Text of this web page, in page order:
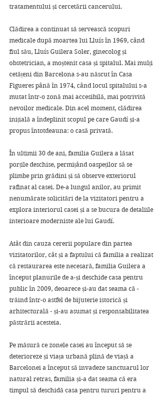
tratamentului și cercetării cancerului.
Clădirea a continuat să servească scopuri
medicale după moartea lui Lluís în 1969, când
fiul său, Lluís Guilera Soler, ginecolog și
obstetrician, a moștenit casa și spitalul. Mai mulți
cetățeni din Barcelona s-au născut în Casa
Figueres până în 1974, când locul spitalului s-a
mutat într-o zonă mai accesibilă, mai potrivită
nevoilor medicale. Din acel moment, clădirea
inițială a îndeplinit scopul pe care Gaudí și-a
propus întotdeauna: o casă privată.
În ultimii 30 de ani, familia Guilera a lăsat
porțile deschise, permițând oaspeților să se
plimbe prin grădini și să observe exteriorul
rafinat al casei. De-a lungul anilor, au primit
nenumărate solicitări de la vizitatori pentru a
explora interiorul casei și a se bucura de detaliile
interioare moderniste ale lui Gaudí.
Atât din cauza cererii populare din partea
vizitatorilor, cât și a faptului că familia a realizat
că restaurarea este necesară, familia Guilera a
început planurile de a-și deschide casa pentru
public în 2009, deoarece și-au dat seama că -
trăind într-o astfel de bijuterie istorică și
arhitecturală - și-au asumat și responsabilitatea
păstrării acesteia.
Pe măsură ce zonele casei au început să se
deterioreze și viața urbană plină de viață a
Barcelonei a început să invadeze sanctuarul lor
natural retras, familia și-a dat seama că era
timpul să deschidă casa pentru tururi pentru a